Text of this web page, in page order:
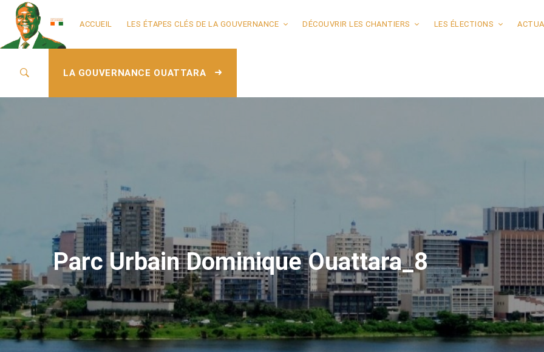
ACCUEIL LES ÉTAPES CLÉS DE LA GOUVERNANCE DÉCOUVRIR LES CHANTIERS LES ÉLECTIONS
LA GOUVERNANCE OUATTARA
Parc Urbain Dominique Ouattara_8